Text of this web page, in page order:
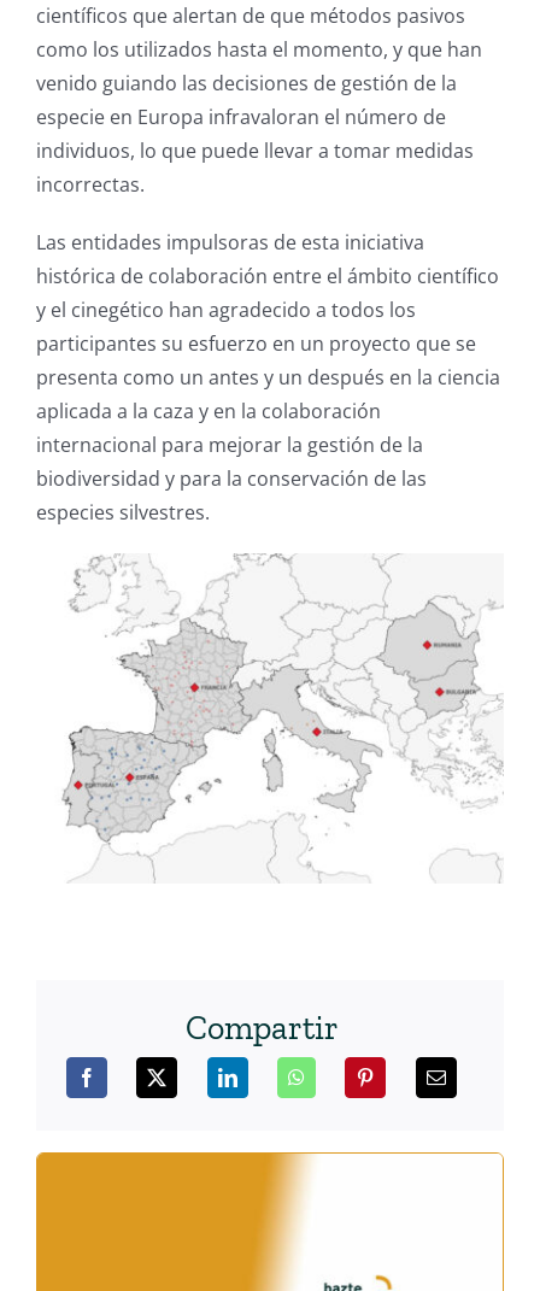
científicos que alertan de que métodos pasivos
como los utilizados hasta el momento, y que han
venido guiando las decisiones de gestión de la
especie en Europa infravaloran el número de
individuos, lo que puede llevar a tomar medidas
incorrectas.
Las entidades impulsoras de esta iniciativa
histórica de colaboración entre el ámbito científico
y el cinegético han agradecido a todos los
participantes su esfuerzo en un proyecto que se
presenta como un antes y un después en la ciencia
aplicada a la caza y en la colaboración
internacional para mejorar la gestión de la
biodiversidad y para la conservación de las
especies silvestres.
Compartir